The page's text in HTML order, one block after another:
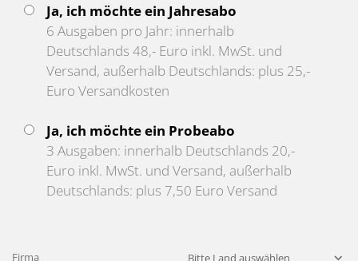
Ja, ich möchte ein Jahresabo
6 Ausgaben pro Jahr: innerhalb
Deutschlands 48,- Euro inkl. MwSt. und
Versand, außerhalb Deutschlands: plus 25,-
Euro Versandkosten
Ja, ich möchte ein Probeabo
3 Ausgaben: innerhalb Deutschlands 20,-
Euro inkl. MwSt. und Versand, außerhalb
Deutschlands: plus 7,50 Euro Versand